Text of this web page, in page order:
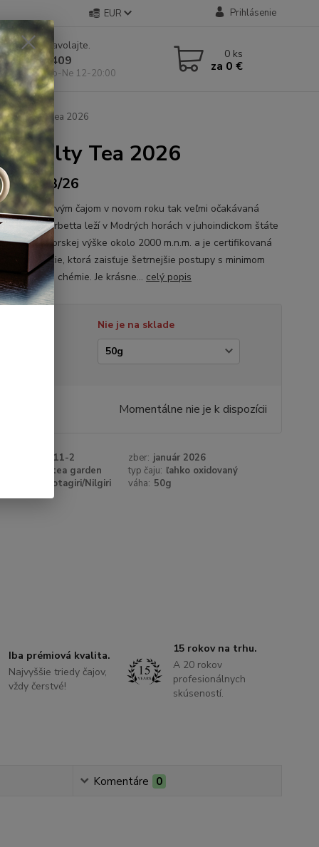
EUR Prihlásenie
si rady? Zavolajte.
546 409
11-19:00, So-Ne 12-20:00
0 ks
za 0 €
Specialty Tea 2026
Tea 2026
NL-03/26
rok je prvým čajom v novom roku tak veľmi očakávaná
Kairbetta leží v Modrých horách v juhoindickom štáte
v nadmorskej výške okolo 2000 m.n.m. a je certifikovaná
Aliancie, ktorá zaisťuje šetrnejšie postupy s minimom
chémie. Je krásne... celý popis
Nie je na sklade
Momentálne nie je k dispozícii
80111-2 zber: január 2026
Kairbeta tea garden typ čaju: ľahko oxidovaný
Kairbeta, Kotagiri/Nilgiri
váha: 50g
Iba prémiová kvalita.
Najvyššie triedy čajov,
vždy čerstvé!
15 rokov na trhu.
A 20 rokov
profesionálnych
skúseností.
Komentáre 0